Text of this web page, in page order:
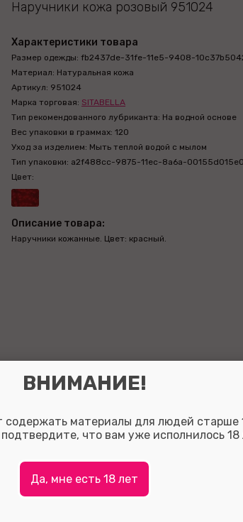
Наручники кожа розовый 951024
Характеристики товара
Размер одежды: fb2437de-31fe-11e5-9408-
Материал: Натуральная кожа
Артикул: 951024
Марка торговая: SITABELLA
Тип рекомендованного лубриканта: На водной основе
Вес упаковки в граммах: 120
Уход за изделием: Мыть теплой водой с мылом
Тип упаковки: a2f488cc-9875-11ec-8a6a-
Цвет:
Описание товара:
Наручники кожанные. Цвет: красный.
Так вы сможете помочь потенциальным покупателям
с выбором, а также, за полезные отзывы мы начисляем
на ваш личный счет.
Для того что бы оставить отзыв зарегистрируйтесь
ВНИМАНИЕ!
материалы для людей старше
что вам уже исполнилось 18
Да, мне есть 18 лет